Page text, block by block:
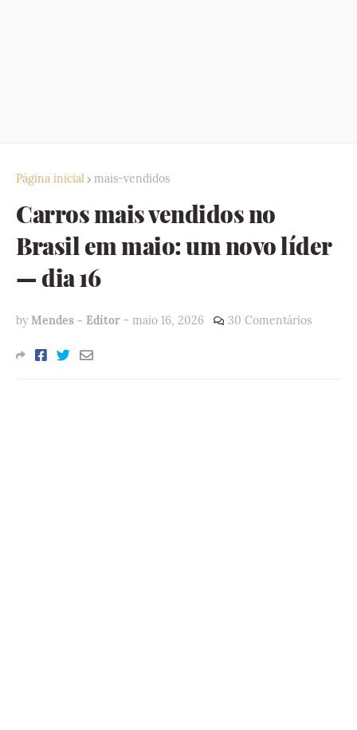
Página inicial mais-vendidos
Carros mais vendidos no
Brasil em maio: um novo líder
— dia 16
by Mendes - Editor - maio 16, 2026 30 Comentários